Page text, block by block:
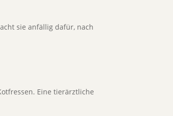
sie anfällig dafür, nach
Eine tierärztliche